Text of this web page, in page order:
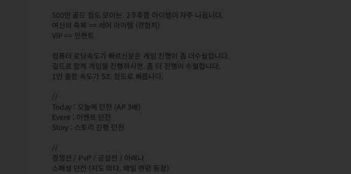
500만 골드 정도 모이는. 2주후쯤 아이템이 자주 나옵니다.
여신의 축복 == 레어 아이템 (경험치)
VIP == 인챈트
컴퓨터 로딩속도가 빠르신분은 게임 진행이 좀 더수월합니다.
길드로 함께 게임을 진행하시면. 좀 더 진행이 수월합니다.
1인 출정 속도가 5초 정도로 빠릅니다.
//
Today : 오늘에 던전 (AP 3배)
Event : 이벤트 던전
Story : 스토리 진행 던전
//
경쟁전 / PvP / 공성전 / 아레나
스페셜 던전 (지도 마다. 매일 랜덤 등장)